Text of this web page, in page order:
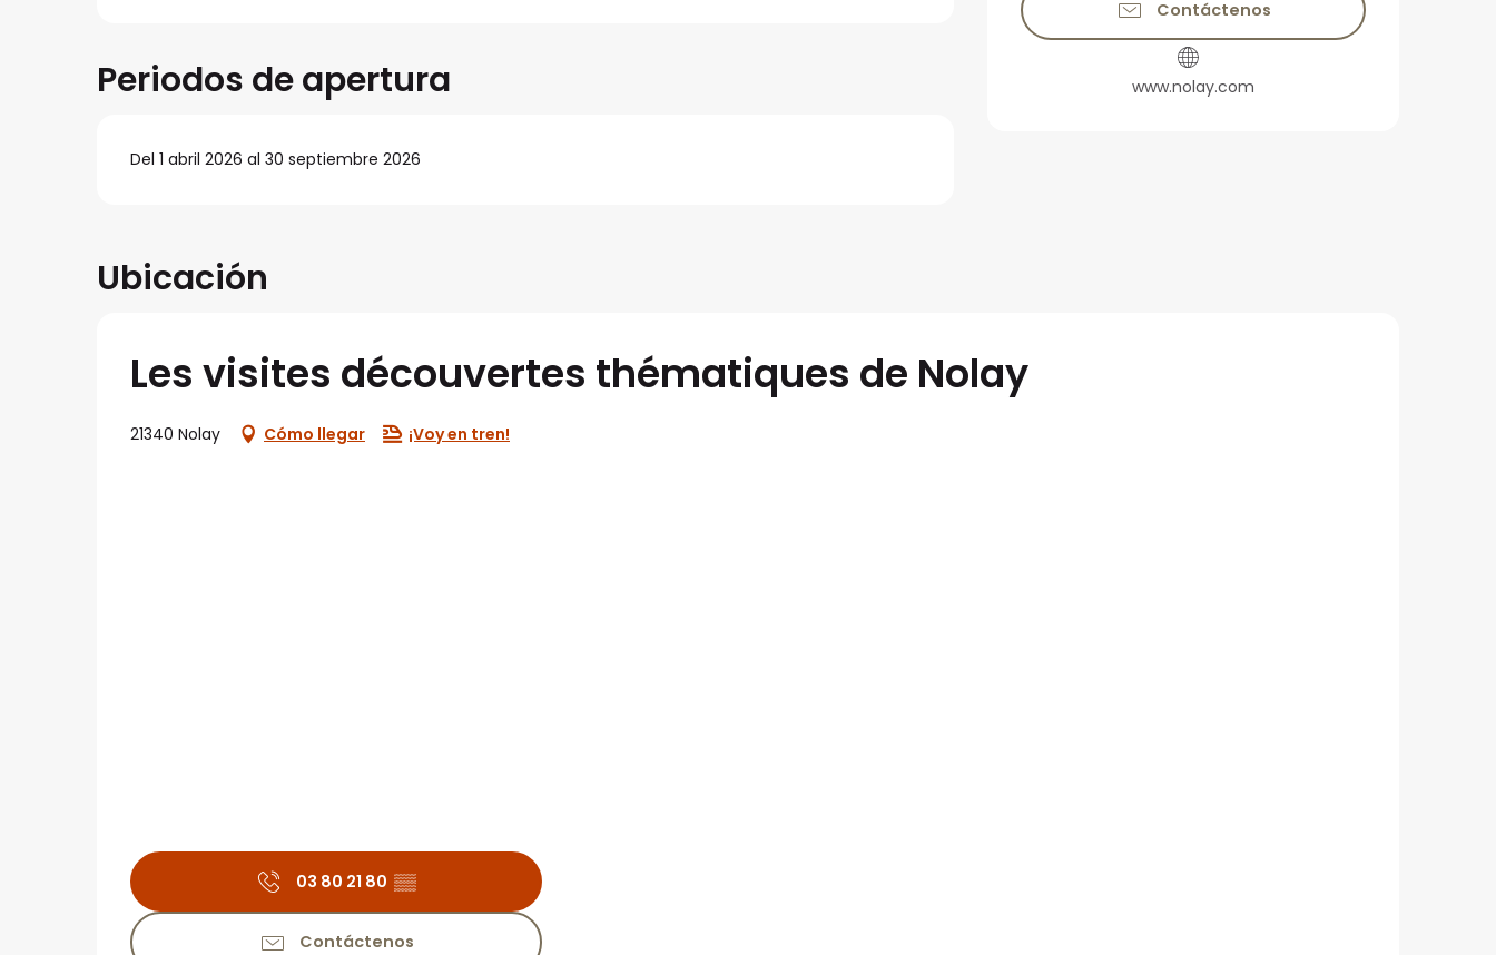
Contáctenos
www.nolay.com
Periodos de apertura
Del 1 abril 2026 al 30 septiembre 2026
Ubicación
Les visites découvertes thématiques de Nolay
21340 Nolay Cómo llegar ¡Voy en tren!
03 80 21 80 ▒▒
Contáctenos